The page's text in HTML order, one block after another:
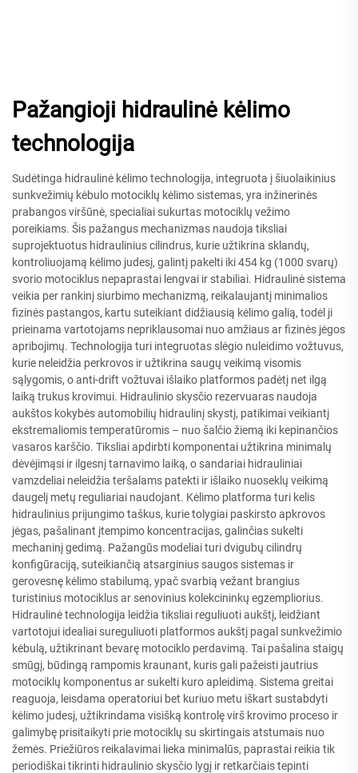
Pažangioji hidraulinė kėlimo
technologija
Sudėtinga hidraulinė kėlimo technologija, integruota į šiuolaikinius
sunkvežimių kėbulo motociklų kėlimo sistemas, yra inžinerinės
prabangos viršūnė, specialiai sukurtas motociklų vežimo
poreikiams. Šis pažangus mechanizmas naudoja tiksliai
suprojektuotus hidraulinius cilindrus, kurie užtikrina sklandų,
kontroliuojamą kėlimo judesį, galintį pakelti iki 454 kg (1000 svarų)
svorio motociklus nepaprastai lengvai ir stabiliai. Hidraulinė sistema
veikia per rankinį siurbimo mechanizmą, reikalaujantį minimalios
fizinės pastangos, kartu suteikiant didžiausią kėlimo galią, todėl ji
prieinama vartotojams nepriklausomai nuo amžiaus ar fizinės jėgos
apribojimų. Technologija turi integruotas slėgio nuleidimo vožtuvus,
kurie neleidžia perkrovos ir užtikrina saugų veikimą visomis
sąlygomis, o anti-drift vožtuvai išlaiko platformos padėtį net ilgą
laiką trukus krovimui. Hidraulinio skysčio rezervuaras naudoja
aukštos kokybės automobilių hidraulinį skystį, patikimai veikiantį
ekstremaliomis temperatūromis – nuo šalčio žiemą iki kepinančios
vasaros karščio. Tiksliai apdirbti komponentai užtikrina minimalų
dėvėjimąsi ir ilgesnį tarnavimo laiką, o sandariai hidrauliniai
vamzdeliai neleidžia teršalams patekti ir išlaiko nuoseklų veikimą
daugelį metų reguliariai naudojant. Kėlimo platforma turi kelis
hidraulinius prijungimo taškus, kurie tolygiai paskirsto apkrovos
jėgas, pašalinant įtempimo koncentracijas, galinčias sukelti
mechaninį gedimą. Pažangūs modeliai turi dvigubų cilindrų
konfigūraciją, suteikiančią atsarginius saugos sistemas ir
gerovesnę kėlimo stabilumą, ypač svarbią vežant brangius
turistinius motociklus ar senovinius kolekcininkų egzempliorius.
Hidraulinė technologija leidžia tiksliai reguliuoti aukštį, leidžiant
vartotojui idealiai sureguliuoti platformos aukštį pagal sunkvežimio
kėbulą, užtikrinant bevarę motociklo perdavimą. Tai pašalina staigų
smūgį, būdingą rampomis kraunant, kuris gali pažeisti jautrius
motociklų komponentus ar sukelti kuro apleidimą. Sistema greitai
reaguoja, leisdama operatoriui bet kuriuo metu iškart sustabdyti
kėlimo judesį, užtikrindama visišką kontrolę virš krovimo proceso ir
galimybę prisitaikyti prie motociklų su skirtingais atstumais nuo
žemės. Priežiūros reikalavimai lieka minimalūs, paprastai reikia tik
periodiškai tikrinti hidraulinio skysčio lygį ir retkarčiais tepinti